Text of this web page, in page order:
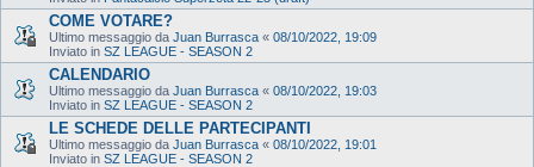
COME VOTARE?
Ultimo messaggio da Juan Burrasca « 08/10/2022, 19:09
Inviato in SZ LEAGUE - SEASON 2
CALENDARIO
Ultimo messaggio da Juan Burrasca « 08/10/2022, 19:03
Inviato in SZ LEAGUE - SEASON 2
LE SCHEDE DELLE PARTECIPANTI
Ultimo messaggio da Juan Burrasca « 08/10/2022, 19:01
Inviato in SZ LEAGUE - SEASON 2